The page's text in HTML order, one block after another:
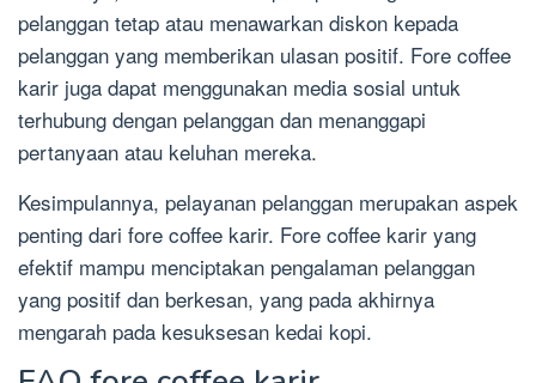
pelanggan tetap atau menawarkan diskon kepada
pelanggan yang memberikan ulasan positif. Fore coffee
karir juga dapat menggunakan media sosial untuk
terhubung dengan pelanggan dan menanggapi
pertanyaan atau keluhan mereka.
Kesimpulannya, pelayanan pelanggan merupakan aspek
penting dari fore coffee karir. Fore coffee karir yang
efektif mampu menciptakan pengalaman pelanggan
yang positif dan berkesan, yang pada akhirnya
mengarah pada kesuksesan kedai kopi.